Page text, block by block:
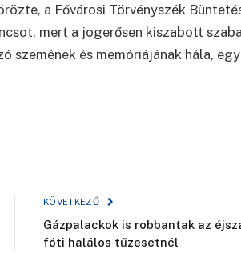
a Fővárosi Törvényszék
mert a jogerősen kiszabott
szemének és memóriájának hála,
KÖVETKEZŐ
Gázpalackok is robbantak az
fóti halálos tűzesetnél